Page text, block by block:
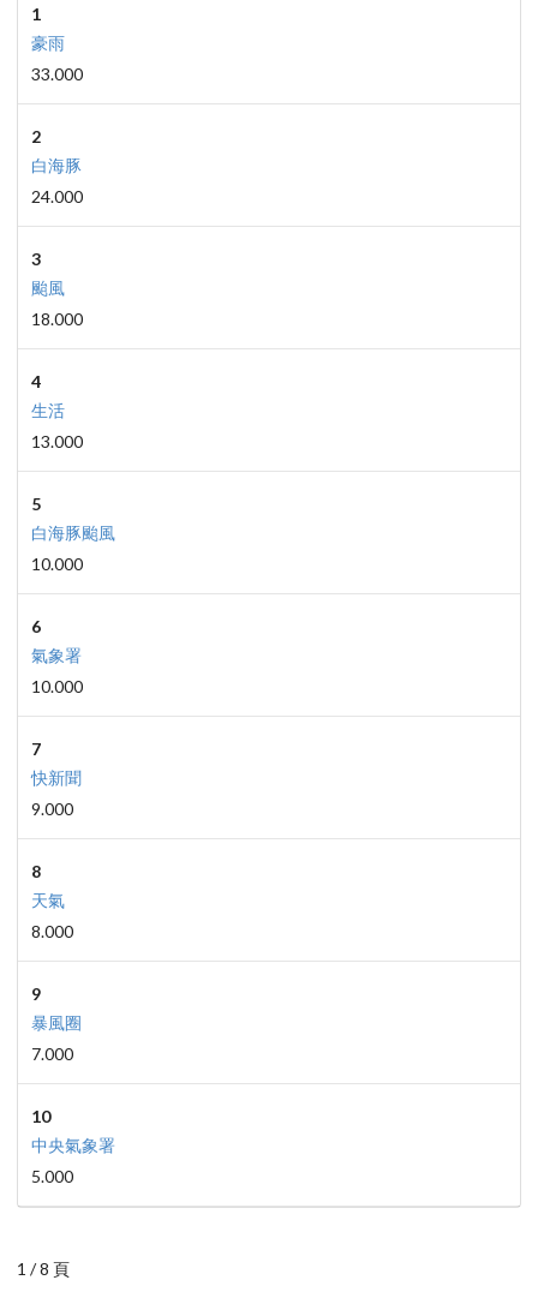
1
豪雨
33.000
2
白海豚
24.000
3
颱風
18.000
4
生活
13.000
5
白海豚颱風
10.000
6
氣象署
10.000
7
快新聞
9.000
8
天氣
8.000
9
暴風圈
7.000
10
中央氣象署
5.000
1 / 8 頁